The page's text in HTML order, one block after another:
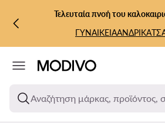
ΜΕΤΆΒΑΣΗ ΣΤΟ ΚΎΡΙΟ
ΜΕΤΆΒΑΣΗ ΣΤΗΝ ΑΝΑΖΉΤΗΣΗ
Τελευταία πνοή του
ΓΥΝΑΙΚΕΙΑΑΝΔΡΙΚΑ
Αναζήτηση μάρκας, προϊόντος,